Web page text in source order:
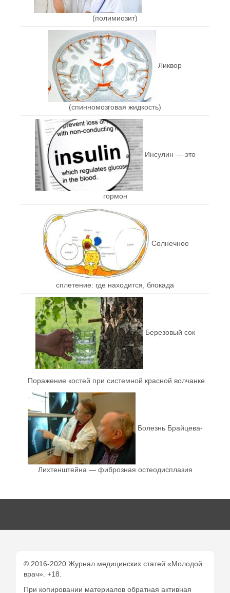
(полимиозит)
Ликвор
(спинномозговая жидкость)
Инсулин — это
гормон
Солнечное
сплетение: где находится, блокада
Березовый сок
Поражение костей при системной красной волчанке
Болезнь Брайцева-
Лихтенштейна — фиброзная остеодисплазия
© 2016-2020 Журнал медицинских статей «Молодой
врач». +18.
При копировании материалов обратная активная